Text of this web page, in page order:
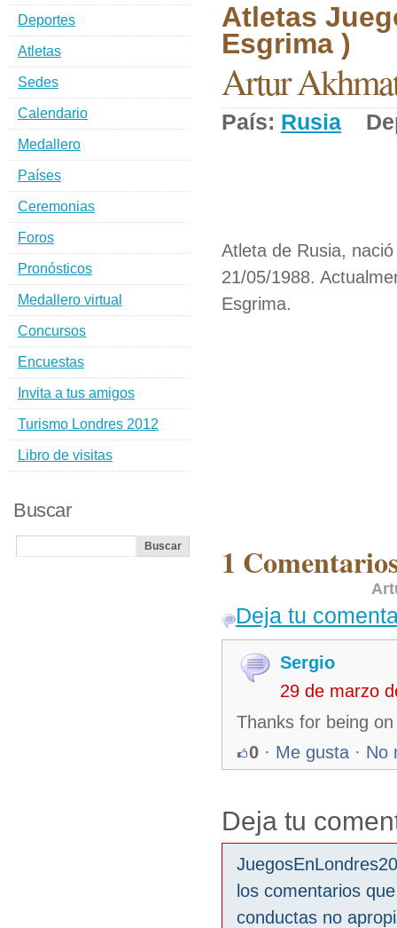
Atletas
Esgrima )
Artur
País: Rusia
Atleta de Rusia,
21/05/1988.
Esgrima.
1
Deja tu
Sergio
29 de marzo
Thanks for being
0 · Me gusta · No
Deja tu
los comentarios
conductas no
Deportes
Atletas
Sedes
Calendario
Medallero
Países
Ceremonias
Foros
Pronósticos
Medallero virtual
Concursos
Encuestas
Invita a tus amigos
Turismo Londres 2012
Libro de visitas
Buscar